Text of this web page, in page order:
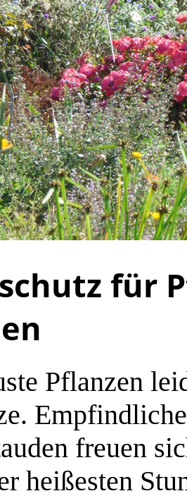
für
Pflanzen
freuen
heißesten